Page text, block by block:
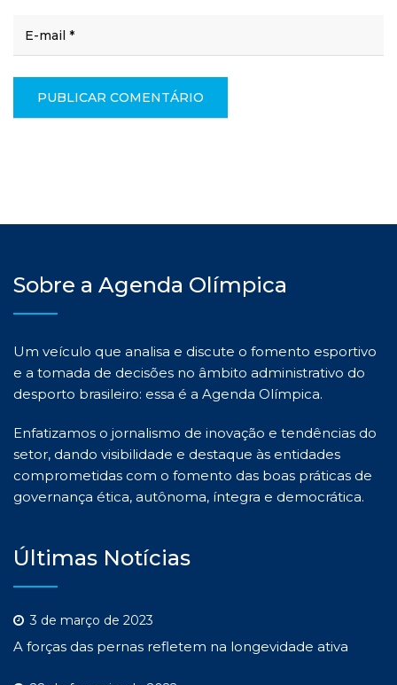
Sobre a Agenda Olímpica
Um veículo que analisa e discute o fomento esportivo
e a tomada de decisões no âmbito administrativo do
desporto brasileiro: essa é a Agenda Olímpica.
Enfatizamos o jornalismo de inovação e tendências do
setor, dando visibilidade e destaque às entidades
comprometidas com o fomento das boas práticas de
governança ética, autônoma, íntegra e democrática.
Últimas Notícias
3 de março de 2023
A forças das pernas refletem na longevidade ativa